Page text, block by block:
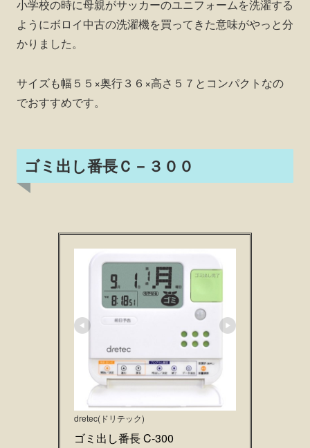
小学校の時に母親がサッカーのユニフォームを洗濯する
ようにボロイ中古の洗濯機を買ってきた意味がやっと分
かりました。
サイズも幅５５×奥行３６×高さ５７とコンパクトなの
でおすすめです。
ゴミ出し番長Ｃ－３００
dretec(ドリテック)
ゴミ出し番長 C-300